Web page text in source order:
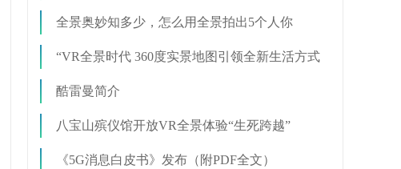
全景奥妙知多少，怎么用全景拍出5个人你
“VR全景时代 360度实景地图引领全新生活方式
酷雷曼简介
八宝山殡仪馆开放VR全景体验“生死跨越”
《5G消息白皮书》发布（附PDF全文）